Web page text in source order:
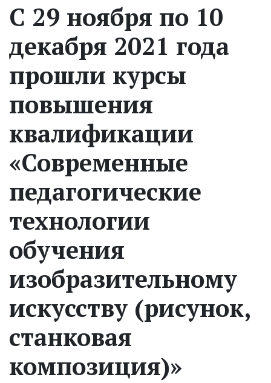
С 29 ноября по 10
декабря 2021 года
прошли курсы
повышения
квалификации
«Современные
педагогические
технологии
обучения
изобразительному
искусству (рисунок,
станковая
композиция)»